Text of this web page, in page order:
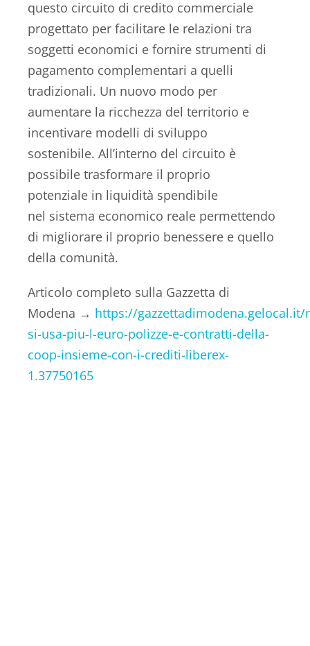
questo circuito di credito commerciale
progettato per facilitare le relazioni tra
soggetti economici e fornire strumenti di
pagamento complementari a quelli
tradizionali. Un nuovo modo per
aumentare la ricchezza del territorio e
incentivare modelli di sviluppo
sostenibile. All’interno del circuito è
possibile trasformare il proprio
potenziale in liquidità spendibile
nel sistema economico reale permettendo
di migliorare il proprio benessere e quello
della comunità.
Articolo completo sulla Gazzetta di
Modena → https://
si-usa-piu-l-euro-polizze-e-contratti-della-
coop-insieme-con-i-crediti-liberex-
1.37750165